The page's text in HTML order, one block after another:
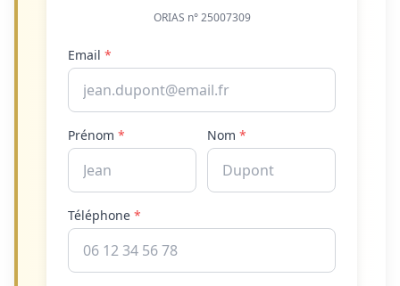
ORIAS n° 25007309
Email *
Prénom * Nom *
Téléphone *